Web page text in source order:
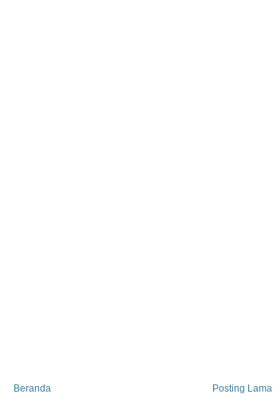
Posting Lama
Beranda